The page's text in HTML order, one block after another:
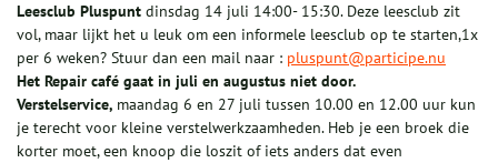
Leesclub Pluspunt dinsdag 14 juli 14:00- 15:30. Deze leesclub zit
vol, maar lijkt het u leuk om een informele leesclub op te starten,1x
per 6 weken? Stuur dan een mail naar : pluspunt@participe.nu
Het Repair café gaat in juli en augustus niet door.
Verstelservice, maandag 6 en 27 juli tussen 10.00 en 12.00 uur kun
je terecht voor kleine verstelwerkzaamheden. Heb je een broek die
korter moet, een knoop die loszit of iets anders dat even